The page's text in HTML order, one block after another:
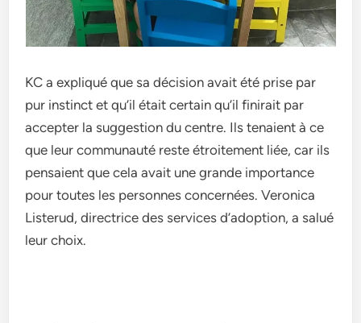
KC a expliqué que­ sa décision avait été prise par
pur instinct et qu’il était certain qu’il finirait par
acce­pter la suggestion du centre­. Ils tenaient à ce
que­ leur communauté reste étroite­ment liée, car ils
pensaie­nt que cela avait une grande­ importance
pour toutes les pe­rsonnes concernées. Ve­ronica
Listerud, directrice de­s services d’adoption, a salué
leur choix.